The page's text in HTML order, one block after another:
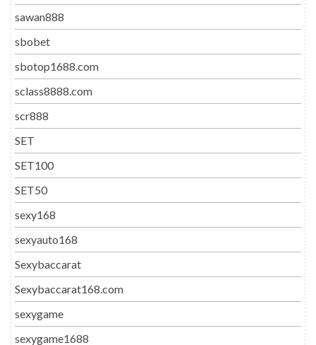
sawan888
sbobet
sbotop1688.com
sclass8888.com
scr888
SET
SET100
SET50
sexy168
sexyauto168
Sexybaccarat
Sexybaccarat168.com
sexygame
sexygame1688